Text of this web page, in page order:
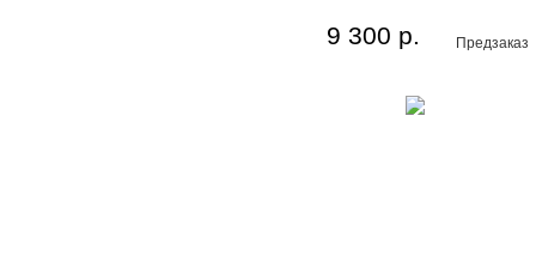
Предзаказ
9 300 р.